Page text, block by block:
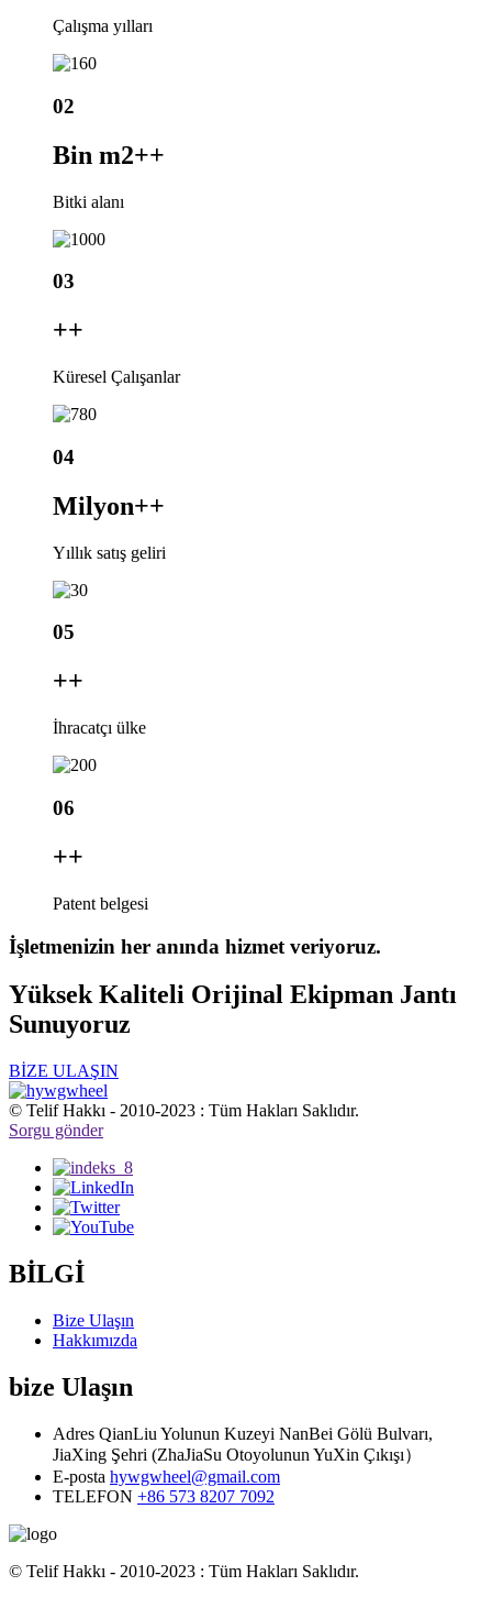
Çalışma yılları
02
Bin m2++
Bitki alanı
03
++
Küresel Çalışanlar
04
Milyon++
Yıllık satış geliri
05
++
İhracatçı ülke
06
++
Patent belgesi
İşletmenizin her anında hizmet veriyoruz.
Yüksek Kaliteli Orijinal Ekipman Jantı
Sunuyoruz
BİZE ULAŞIN
© Telif Hakkı - 2010-2023 : Tüm Hakları Saklıdır.
Sorgu gönder
BİLGİ
Bize Ulaşın
Hakkımızda
bize Ulaşın
Adres QianLiu Yolunun Kuzeyi NanBei Gölü Bulvarı,
JiaXing Şehri (ZhaJiaSu Otoyolunun YuXin Çıkışı）
E-posta hywgwheel@gmail.com
TELEFON +86 573 8207 7092
© Telif Hakkı - 2010-2023 : Tüm Hakları Saklıdır.